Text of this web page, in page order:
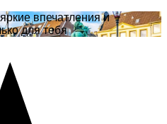
впечатления и
для тебя